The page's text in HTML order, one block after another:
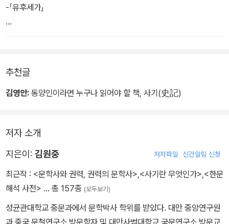
-「유후세가」
일부러 다리 밑으로 신을 던지고는 가져 오라는 노인. 심지어 신겨 달
와 있었다. 고수끼리는 통하는 법. 나이의 많고 적음이 문제는 아닌 셈
이다. - 본문 344쪽 중에서
추천글
김영안: 동양인이라면 누구나 읽어야 할 책, 사기(史記)
저자 소개
지은이: 김원중 저자파일 신간알림 신청
최근작 : <문학사와 권력, 권력의 문학사>,<사기란 무엇인가>,<한문
해석 사전> … 총 157종 (모두보기)
성균관대학교 중문과에서 문학박사 학위를 받았다. 대만 중앙연구원